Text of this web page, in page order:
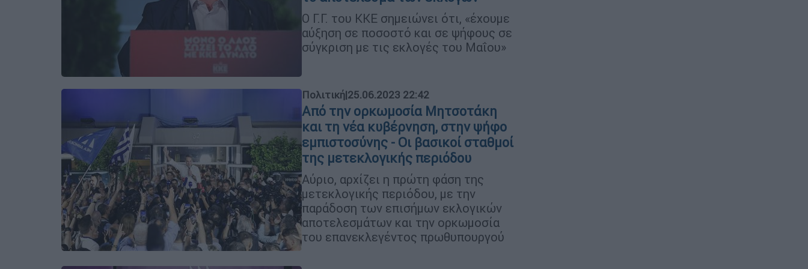
Ο Γ.Γ. του ΚΚΕ σημειώνει ότι, «έχουμε
αύξηση σε ποσοστό και σε ψήφους σε
σύγκριση με τις εκλογές του Μαΐου»
Πολιτική|25.06.2023 22:42
Από την ορκωμοσία Μητσοτάκη
και τη νέα κυβέρνηση, στην ψήφο
εμπιστοσύνης - Οι βασικοί σταθμοί
της μετεκλογικής περιόδου
Αύριο, αρχίζει η πρώτη φάση της
μετεκλογικής περιόδου, με την
παράδοση των επισήμων εκλογικών
αποτελεσμάτων και την ορκωμοσία
του επανεκλεγέντος πρωθυπουργού